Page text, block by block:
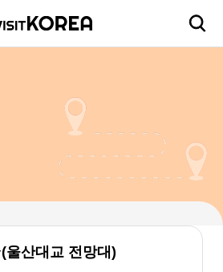
울산대교 전망대)